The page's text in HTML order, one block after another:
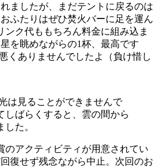
ましたが、まだテントに戻るのは
ふたりはぜひ焚火バーに足を運ん
ク代ももちろん料金に組み込ま
を眺めながらの1杯、最高です
くありませんでしたよ（負け惜し
は見ることができませんで
しばらくすると、雲の間から
た。
のアクティビティが用意されてい
復せず残念ながら中止。次回のお